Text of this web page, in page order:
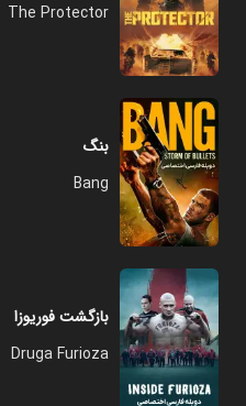
The Protector
بنگ
Bang
بازگشت فوریوزا
Druga Furioza